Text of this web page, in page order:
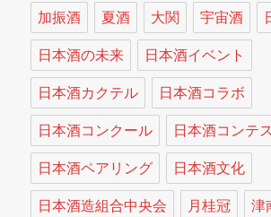
加振酒 夏酒 大関 宇宙酒
日本酒の未来 日本酒イベント
日本酒カクテル 日本酒コラボ
日本酒コンクール 日本酒コンテ
日本酒ペアリング 日本酒文化
日本酒造組合中央会 月桂冠 津